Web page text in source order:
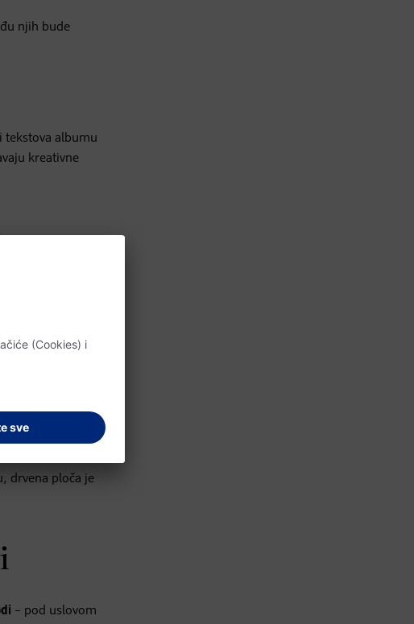
njih bude
tekstova albumu
kreativne
ne
pomoću
prvo
drvena ploča je
– pod uslovom